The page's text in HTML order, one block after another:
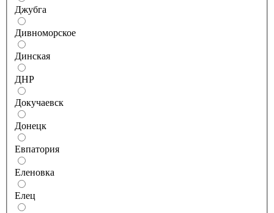
Джубга
Дивноморское
Динская
ДНР
Докучаевск
Донецк
Евпатория
Еленовка
Елец